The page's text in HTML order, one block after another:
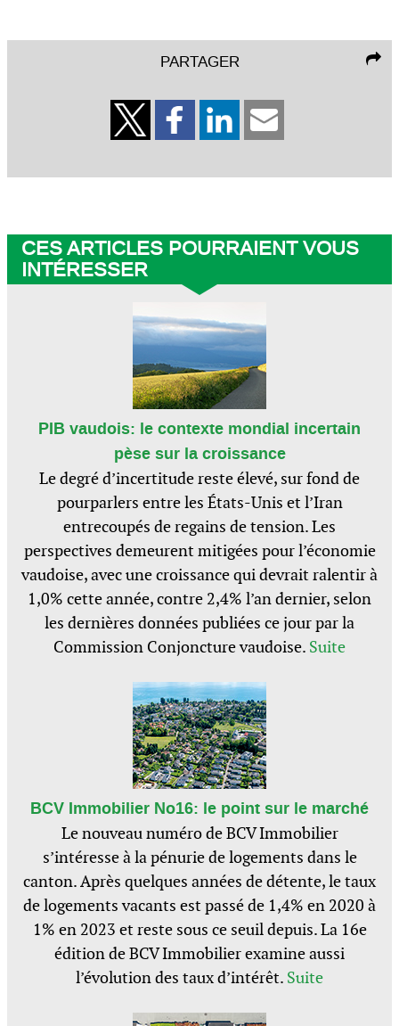
PARTAGER
CES ARTICLES POURRAIENT VOUS
INTÉRESSER
PIB vaudois: le contexte mondial incertain
pèse sur la croissance
Le degré d’incertitude reste élevé, sur fond de
pourparlers entre les États-Unis et l’Iran
entrecoupés de regains de tension. Les
perspectives demeurent mitigées pour l’économie
vaudoise, avec une croissance qui devrait ralentir à
1,0% cette année, contre 2,4% l’an dernier, selon
les dernières données publiées ce jour par la
Commission Conjoncture vaudoise. Suite
BCV Immobilier No16: le point sur le marché
Le nouveau numéro de BCV Immobilier
s’intéresse à la pénurie de logements dans le
canton. Après quelques années de détente, le taux
de logements vacants est passé de 1,4% en 2020 à
1% en 2023 et reste sous ce seuil depuis. La 16e
édition de BCV Immobilier examine aussi
l’évolution des taux d’intérêt. Suite